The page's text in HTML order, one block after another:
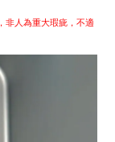
非人為重大瑕疵，不適